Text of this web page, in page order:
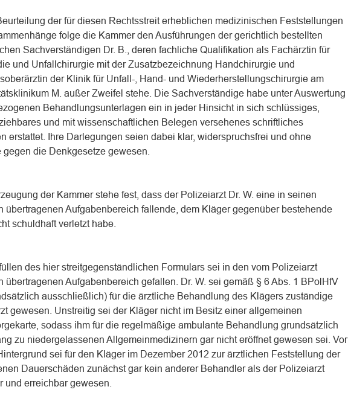
der für diesen Rechtsstreit erheblichen medizinischen Feststellungen
folge die Kammer den Ausführungen der gerichtlich bestellten
Sachverständigen Dr. B., deren fachliche Qualifikation als Fachärztin für
und Unfallchirurgie mit der Zusatzbezeichnung Handchirurgie und
der Klinik für Unfall-, Hand- und Wiederherstellungschirurgie am
M. außer Zweifel stehe. Die Sachverständige habe unter Auswertung
Behandlungsunterlagen ein in jeder Hinsicht in sich schlüssiges,
und mit wissenschaftlichen Belegen versehenes schriftliches
erstattet. Ihre Darlegungen seien dabei klar, widerspruchsfrei und ohne
gegen die Denkgesetze gewesen.
der Kammer stehe fest, dass der Polizeiarzt Dr. W. eine in seinen
übertragenen Aufgabenbereich fallende, dem Kläger gegenüber bestehende
schuldhaft verletzt habe.
des hier streitgegenständlichen Formulars sei in den vom Polizeiarzt
übertragenen Aufgabenbereich gefallen. Dr. W. sei gemäß § 6 Abs. 1 BPolHfV
ausschließlich) für die ärztliche Behandlung des Klägers zuständige
gewesen. Unstreitig sei der Kläger nicht im Besitz einer allgemeinen
sodass ihm für die regelmäßige ambulante Behandlung grundsätzlich
zu niedergelassenen Allgemeinmedizinern gar nicht eröffnet gewesen sei. Vor
sei für den Kläger im Dezember 2012 zur ärztlichen Feststellung der
Dauerschäden zunächst gar kein anderer Behandler als der Polizeiarzt
und erreichbar gewesen.